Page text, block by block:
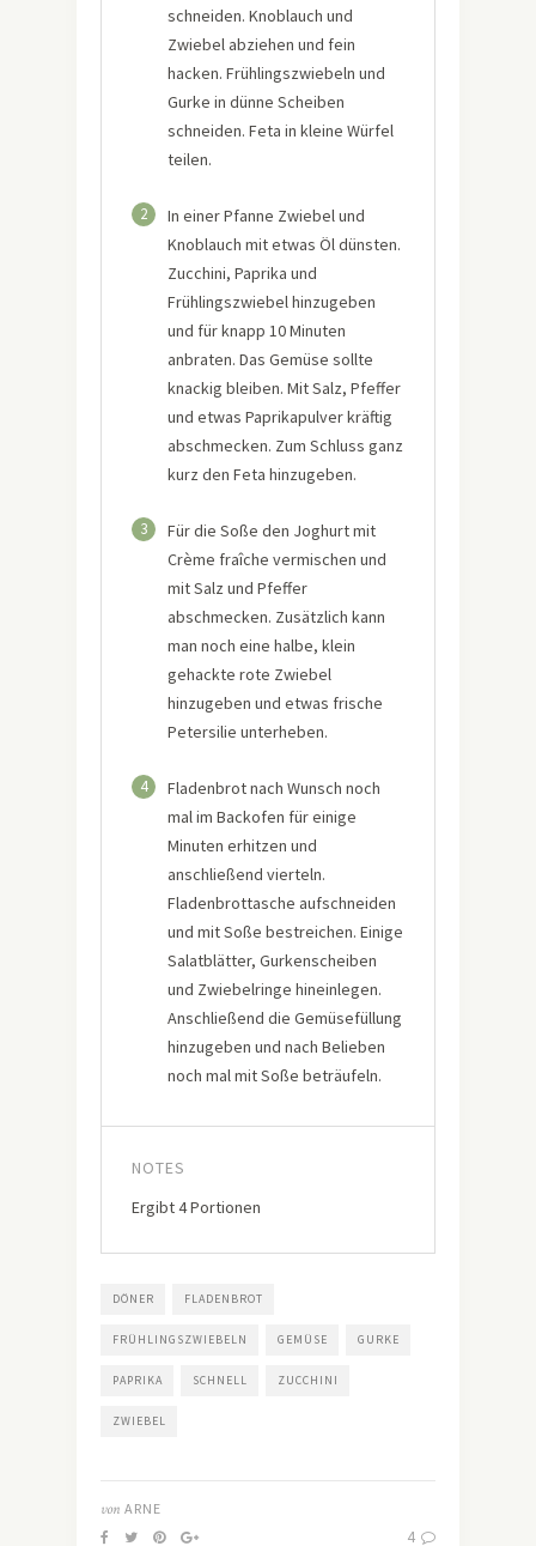
schneiden. Knoblauch und
Zwiebel abziehen und fein
hacken. Frühlingszwiebeln und
Gurke in dünne Scheiben
schneiden. Feta in kleine Würfel
teilen.
2
In einer Pfanne Zwiebel und
Knoblauch mit etwas Öl dünsten.
Zucchini, Paprika und
Frühlingszwiebel hinzugeben
und für knapp 10 Minuten
anbraten. Das Gemüse sollte
knackig bleiben. Mit Salz, Pfeffer
und etwas Paprikapulver kräftig
abschmecken. Zum Schluss ganz
kurz den Feta hinzugeben.
3
Für die Soße den Joghurt mit
Crème fraîche vermischen und
mit Salz und Pfeffer
abschmecken. Zusätzlich kann
man noch eine halbe, klein
gehackte rote Zwiebel
hinzugeben und etwas frische
Petersilie unterheben.
4
Fladenbrot nach Wunsch noch
mal im Backofen für einige
Minuten erhitzen und
anschließend vierteln.
Fladenbrottasche aufschneiden
und mit Soße bestreichen. Einige
Salatblätter, Gurkenscheiben
und Zwiebelringe hineinlegen.
Anschließend die Gemüsefüllung
hinzugeben und nach Belieben
noch mal mit Soße beträufeln.
NOTES
Ergibt 4 Portionen
DÖNER FLADENBROT
FRÜHLINGSZWIEBELN GEMÜSE GURKE
PAPRIKA SCHNELL ZUCCHINI
ZWIEBEL
von ARNE
4